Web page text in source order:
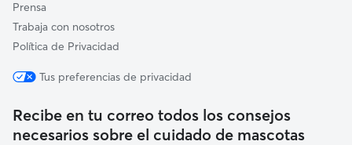
Prensa
Trabaja con nosotros
Política de Privacidad
Tus preferencias de privacidad
Recibe en tu correo todos los consejos
necesarios sobre el cuidado de mascotas